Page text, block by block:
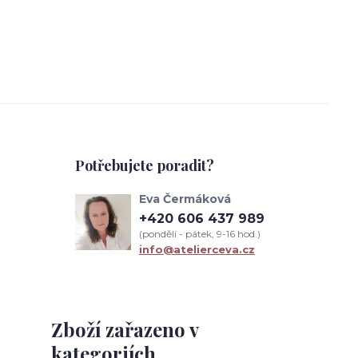
Zboží zařazeno v
Potřebujete poradit?
Eva Čermáková
+420 606 437 989
(pondělí - pátek, 9-16 hod.)
info@atelierceva.cz